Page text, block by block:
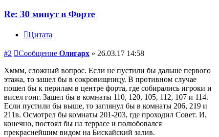
Re: 30 минут в Форте
Цитата
#2 Сообщение Олигарх » 26.03.17 14:58
Хммм, сложный вопрос. Если не пустили бы дальше первого
этажа, то зашел бы в сокровищницу. В противном случае
пошел бы к перилам в центре форта, где собирались игроки и
висел гонг. Зашел бы в комнаты 110, 120, 105, 112, 107 и 114.
Если пустили бы выше, то заглянул бы в комнаты 206, 219 и
211в. Осмотрел бы комнаты 201-203, где проходил Совет. И,
конечно, постоял бы на террасе и полюбовался
прекраснейшим видом на Бискайский залив.